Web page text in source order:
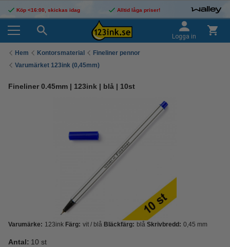
Köp <16:00, skickas idag Alltid låga priser!
Logga in
Hem Kontorsmaterial
Fineliner pennor
Varumärket 123ink (0,45mm)
Fineliner 0.45mm | 123ink | blå | 10st
Varumärke: 123ink Färg: vit / blå Bläckfärg: blå Skrivbredd: 0,45 mm
Antal: 10 st